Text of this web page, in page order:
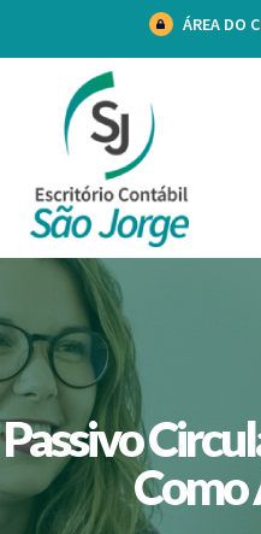
ÁREA DO
Passivo
Como